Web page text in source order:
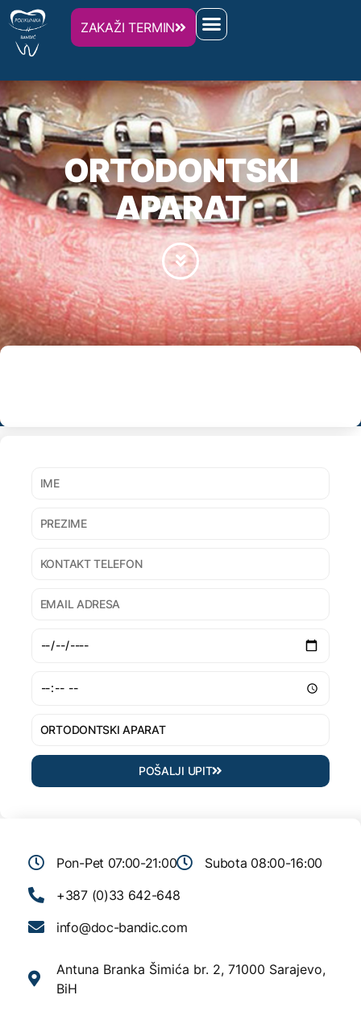
ZAKAŽI TERMIN
ORTODONTSKI
APARAT
POŠALJI UPIT
Pon-Pet 07:00-21:00
Subota 08:00-16:00
+387 (0)33 642-648
info@doc-bandic.com
Antuna Branka Šimića br. 2, 71000 Sarajevo,
BiH